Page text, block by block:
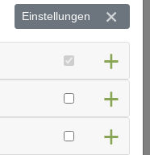
Einstellungen